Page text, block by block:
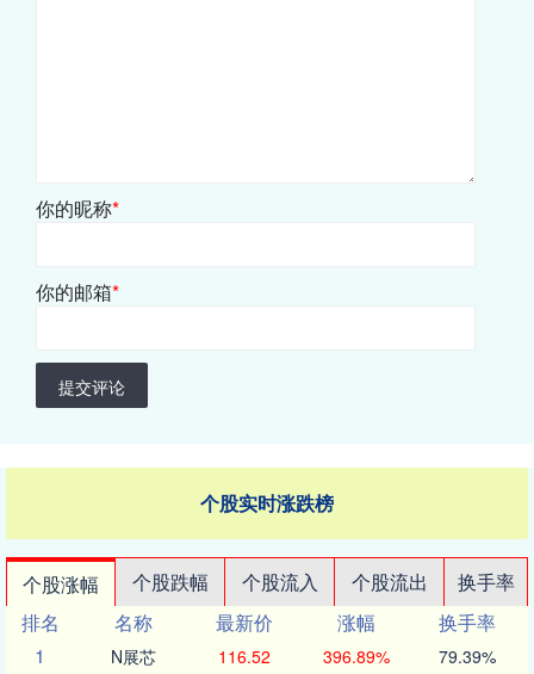
你的昵称*
你的邮箱*
提交评论
个股实时涨跌榜
个股涨幅 个股跌幅 个股流入 个股流出
换手率
排名
名称 最新价 涨幅
换手率
1
N展芯 116.52 396.89% 79.39%